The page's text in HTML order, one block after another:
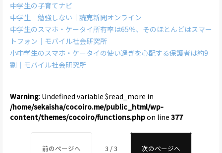
中学生の子育てナビ
中学生 勉強しない｜読売新聞オンライン
中学生のスマホ・ケータイ所有率は65％、そのほとんどはスマー
トフォン｜モバイル社会研究所
小中学生のスマホ・ケータイの使い過ぎを心配する保護者は約9
割｜モバイル社会研究所
Warning: Undefined variable $read_more in
/home/sekaisha/cocoiro.me/public_html/wp-
content/themes/cocoiro/functions.phpon line 377
前のページへ 3 / 3 次のページへ